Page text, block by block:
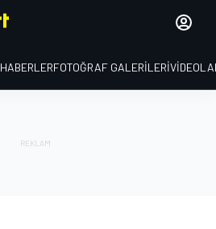
HABERLERFOTOĞRAF GALERILERI